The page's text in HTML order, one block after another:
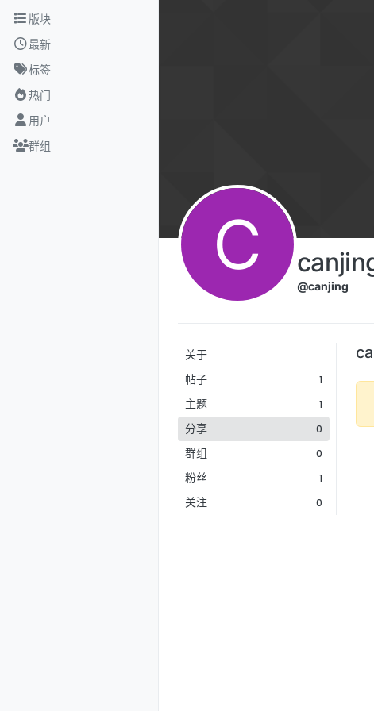
跳转至内容
版块
最新
标签
热门
用户
群组
C
@canjing
关于
帖子
1
主题 1
分享 0
群组 0
粉丝 1
关注 0